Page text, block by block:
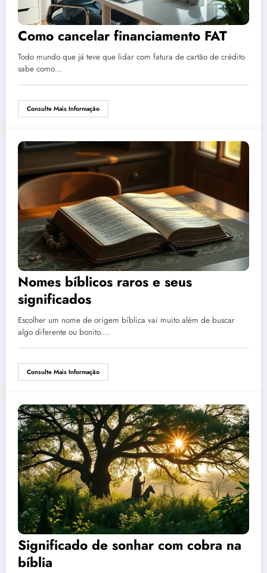
Como cancelar financiamento FAT
Todo mundo que já teve que lidar com fatura de cartão de crédito
sabe como…
Consulte Mais Informação
Nomes bíblicos raros e seus
significados
Escolher um nome de origem bíblica vai muito além de buscar
algo diferente ou bonito.…
Consulte Mais Informação
Significado de sonhar com cobra na
bíblia